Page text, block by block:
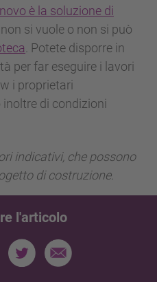
è la soluzione di
si vuole o non si può
. Potete disporre in
per far eseguire i lavori
i proprietari
di condizioni
indicativi, che possono
di costruzione.
l'articolo